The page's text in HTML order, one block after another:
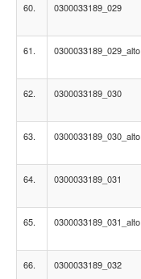
60. 0300033189_029
61. 0300033189_029_alto
62. 0300033189_030
63. 0300033189_030_alto
64. 0300033189_031
65. 0300033189_031_alto
66. 0300033189_032